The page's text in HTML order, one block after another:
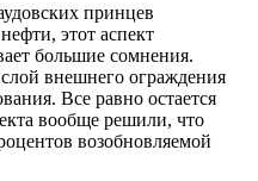
принцев
этот аспект
большие сомнения.
внешнего ограждения
Все равно остается
вообще решили, что
возобновляемой